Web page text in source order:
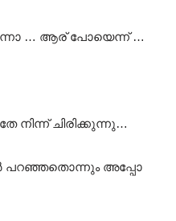
… ആര് പോയെന്ന് …
നിന്ന് ചിരിക്കുന്നു…
പറഞ്ഞതൊന്നും അപ്പോ